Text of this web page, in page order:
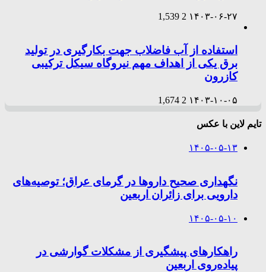
۱۴۰۳-۰۶-۲۷ 2
1,539
استفاده از آب فاضلاب جهت بکارگیری در تولید
برق یکی از اهداف مهم نیروگاه سیکل ترکیبی
کازرون
۱۴۰۳-۱۰-۰۵ 2
1,674
تایم لاین با عکس
۱۴۰۵-۰۵-۱۳
نگهداری صحیح داروها در گرمای عراق؛ توصیه‌های
دارویی برای زائران اربعین
۱۴۰۵-۰۵-۱۰
راهکارهای پیشگیری از مشکلات گوارشی در
پیاده‌روی اربعین